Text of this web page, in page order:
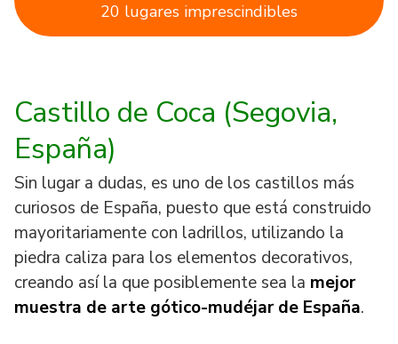
20 lugares imprescindibles
Castillo de Coca (Segovia,
España)
Sin lugar a dudas, es uno de los castillos más
curiosos de España, puesto que está construido
mayoritariamente con ladrillos, utilizando la
piedra caliza para los elementos decorativos,
creando así la que posiblemente sea la mejor
muestra de arte gótico-mudéjar de España.